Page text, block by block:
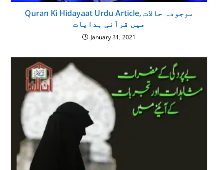
Quran Ki Hidayaat Urdu Article, موجودہ حالات
میں قرآنی ہدایات
January 31, 2021